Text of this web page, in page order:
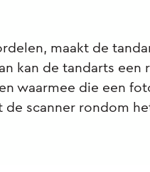
maakt de
kan de tandarts een
waarmee die een
scanner rondom